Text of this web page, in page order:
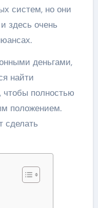
систем, но они
здесь очень
деньгами,
найти
чтобы полностью
положением.
сделать